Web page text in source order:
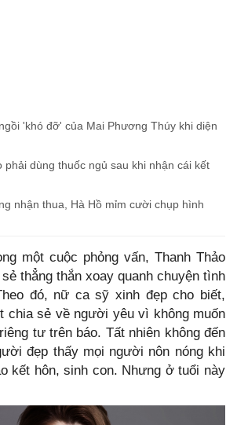
'khó đỡ' của Mai Phương Thúy khi diện
phải dùng thuốc ngủ sau khi nhận cái kết
nhận thua, Hà Hồ mỉm cười chụp hình
một cuộc phỏng vấn, Thanh Thảo
thẳng thắn xoay quanh chuyện tình
đó, nữ ca sỹ xinh đẹp cho biết,
sẻ về người yêu vì không muốn
tư trên báo. Tất nhiên không đến
đẹp thấy mọi người nôn nóng khi
kết hôn, sinh con. Nhưng ở tuổi này